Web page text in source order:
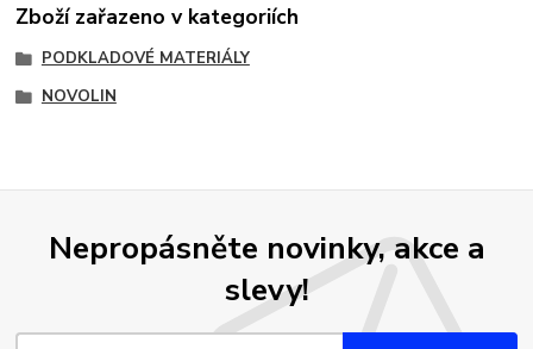
Zboží zařazeno v kategoriích
PODKLADOVÉ MATERIÁLY
NOVOLIN
Nepropásněte novinky, akce a
slevy!